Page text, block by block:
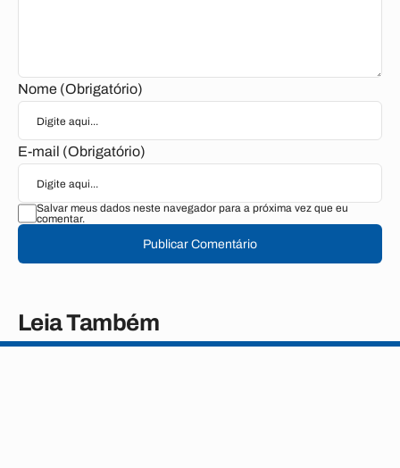
Nome (Obrigatório)
E-mail (Obrigatório)
Salvar meus dados neste navegador para a próxima vez que eu
comentar.
Publicar Comentário
Leia Também